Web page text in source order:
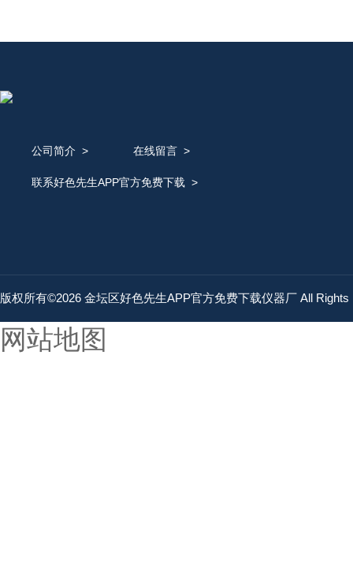
公司简介 > 在线留言>
联系好色先生APP官方免费下载 >
版权所有©2026 金坛区好色先生APP官方免费下载仪器厂 All
网站地图